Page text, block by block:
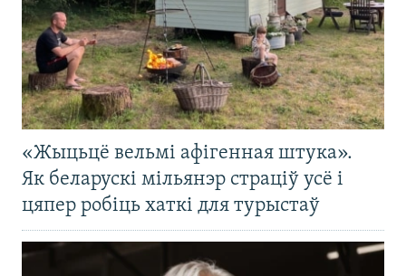
«Жыцьцё вельмі афігенная штука».
Як беларускі мільянэр страціў усё і
цяпер робіць хаткі для турыстаў